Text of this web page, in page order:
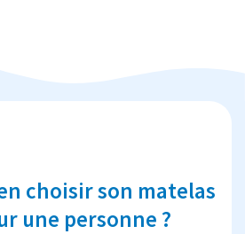
choisir son matelas
une personne ?